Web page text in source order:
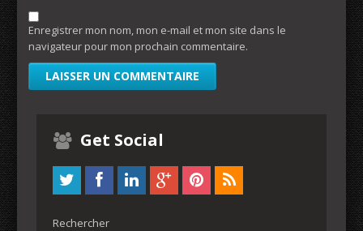
Enregistrer mon nom, mon e-mail et mon site dans le
navigateur pour mon prochain commentaire.
Get Social
Rechercher